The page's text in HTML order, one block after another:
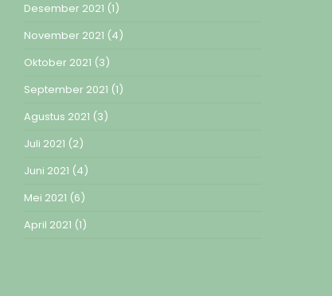
Desember 2021 (1)
November 2021 (4)
Oktober 2021 (3)
September 2021 (1)
Agustus 2021 (3)
Juli 2021 (2)
Juni 2021 (4)
Mei 2021 (6)
April 2021 (1)